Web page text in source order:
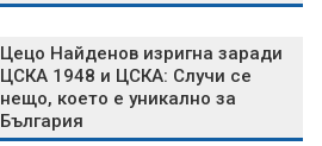
Цецо Найденов изригна заради
ЦСКА 1948 и ЦСКА: Случи се
нещо, което е уникално за
България